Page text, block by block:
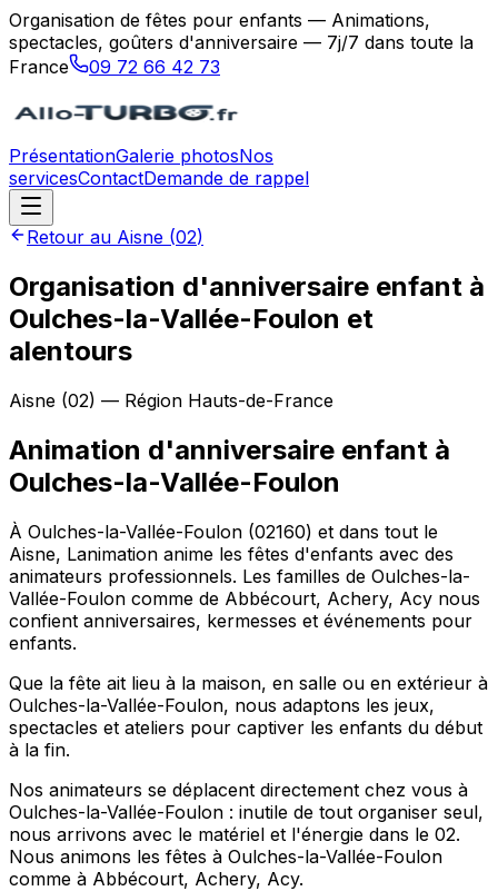
Organisation de fêtes pour enfants — Animations,
spectacles, goûters d'anniversaire — 7j/7 dans toute la
France
09 72 66 42 73
PrésentationGalerie photosNos
servicesContactDemande de rappel
Retour au Aisne (02)
Organisation d'anniversaire enfant à
Oulches-la-Vallée-Foulon et
alentours
Aisne (02) — Région Hauts-de-France
Animation d'anniversaire enfant à
Oulches-la-Vallée-Foulon
À Oulches-la-Vallée-Foulon (02160) et dans tout le
Aisne, Lanimation anime les fêtes d'enfants avec des
animateurs professionnels. Les familles de Oulches-la-
Vallée-Foulon comme de Abbécourt, Achery, Acy nous
confient anniversaires, kermesses et événements pour
enfants.
Que la fête ait lieu à la maison, en salle ou en extérieur à
Oulches-la-Vallée-Foulon, nous adaptons les jeux,
spectacles et ateliers pour captiver les enfants du début
à la fin.
Nos animateurs se déplacent directement chez vous à
Oulches-la-Vallée-Foulon : inutile de tout organiser seul,
nous arrivons avec le matériel et l'énergie dans le 02.
Nous animons les fêtes à Oulches-la-Vallée-Foulon
comme à Abbécourt, Achery, Acy.